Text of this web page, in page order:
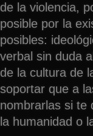
de la violencia,
posible por la
posibles:
verbal sin duda
de la cultura de
soportar que a
nombrarlas si te
la humanidad o